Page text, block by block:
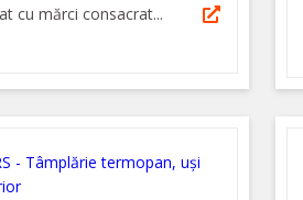
cu mărci consacrat...